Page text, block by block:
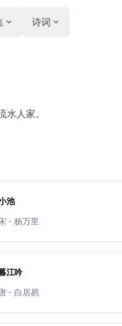
诗词
人家。
池
- 杨万里
江吟
- 白居易